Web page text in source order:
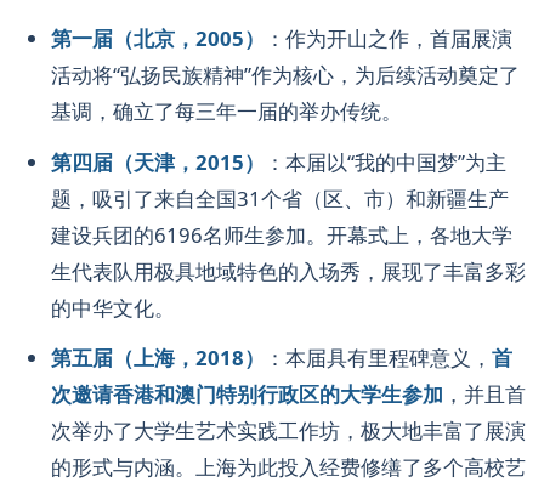
第一届（北京，2005）
：作为开山之作，首届展演
活动将“弘扬民族精神”作为核心，为后续活动奠定了
基调，确立了每三年一届的举办传统。
第四届（天津，2015）
：本届以“我的中国梦”为主
题，吸引了来自全国31个省（区、市）和新疆生产
建设兵团的6196名师生参加。开幕式上，各地大学
生代表队用极具地域特色的入场秀，展现了丰富多彩
的中华文化。
第五届（上海，2018）
：本届具有里程碑意义，首
次邀请香港和澳门特别行政区的大学生参加 ，并且首
次举办了大学生艺术实践工作坊，极大地丰富了展演
的形式与内涵。上海为此投入经费修缮了多个高校艺